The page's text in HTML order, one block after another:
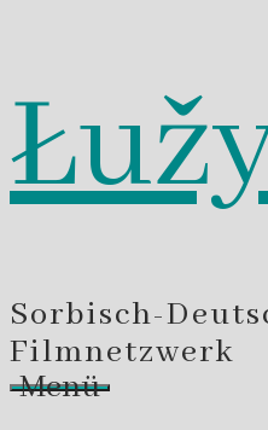
Zum
Inhalt
springen
Sorbisch-
Filmnetzwerk
Menü